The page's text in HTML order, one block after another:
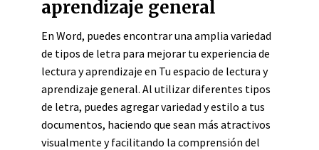
aprendizaje general
En Word, puedes encontrar una amplia variedad
de tipos de letra para mejorar tu experiencia de
lectura y aprendizaje en Tu espacio de lectura y
aprendizaje general. Al utilizar diferentes tipos
de letra, puedes agregar variedad y estilo a tus
documentos, haciendo que sean más atractivos
visualmente y facilitando la comprensión del